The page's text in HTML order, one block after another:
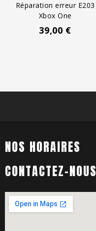
Réparation erreur E203
Xbox One
Prix
39,00 €
NOS HORAIRES
CONTACTEZ-NOUS